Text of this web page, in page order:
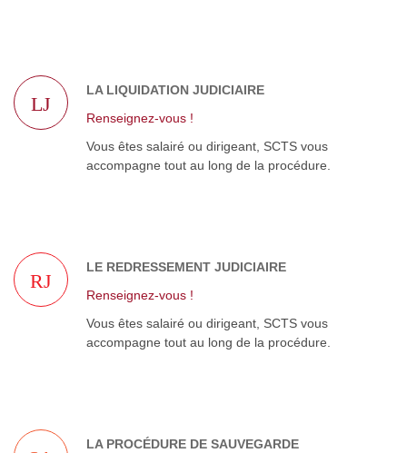
LA LIQUIDATION JUDICIAIRE
LJ
Renseignez-vous !
Vous êtes salairé ou dirigeant, SCTS vous
accompagne tout au long de la procédure.
LE REDRESSEMENT JUDICIAIRE
RJ
Renseignez-vous !
Vous êtes salairé ou dirigeant, SCTS vous
accompagne tout au long de la procédure.
LA PROCÉDURE DE SAUVEGARDE